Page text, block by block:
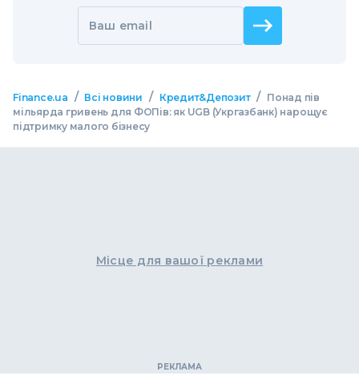
Ваш email
Finance.ua / Всі новини / Кредит&Депозит / Понад пів
мільярда гривень для ФОПів: як UGB (Укргазбанк) нарощує
підтримку малого бізнесу
Місце для вашої реклами